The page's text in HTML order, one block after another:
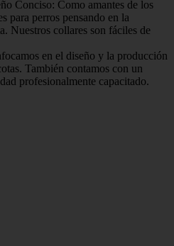
Conciso: Como amantes de los
para perros pensando en la
Nuestros collares son fáciles de
en el diseño y la producción
También contamos con un
profesionalmente capacitado.